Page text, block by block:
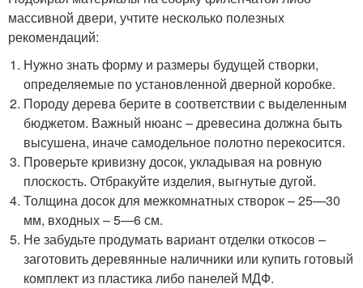
массивной двери, учтите несколько полезных
рекомендаций:
Нужно знать форму и размеры будущей створки,
определяемые по установленной дверной коробке.
Породу дерева берите в соответствии с выделенным
бюджетом. Важный нюанс – древесина должна быть
высушена, иначе самодельное полотно перекосится.
Проверьте кривизну досок, укладывая на ровную
плоскость. Отбракуйте изделия, выгнутые дугой.
Толщина досок для межкомнатных створок – 25—30
мм, входных – 5—6 см.
Не забудьте продумать вариант отделки откосов –
заготовить деревянные наличники или купить готовый
комплект из пластика либо панелей МДФ.